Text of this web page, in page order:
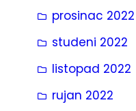
prosinac 2022
studeni 2022
listopad 2022
rujan 2022